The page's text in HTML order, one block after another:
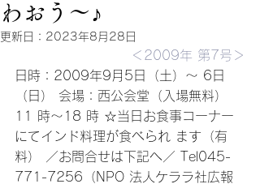
わおう～♪
更新日： 2023年8月28日
＜2009年 第7号＞
日時：2009年9月5日（土）～ 6日
（日） 会場：西公会堂（入場無料）
11 時～18 時 ☆当日お食事コーナー
にてインド料理が食べられ ます（有
料） ／お問合せは下記へ／ Tel045-
771-7256（NPO 法人ケララ社広報